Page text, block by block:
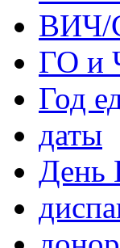
ГО и
Год
даты
День